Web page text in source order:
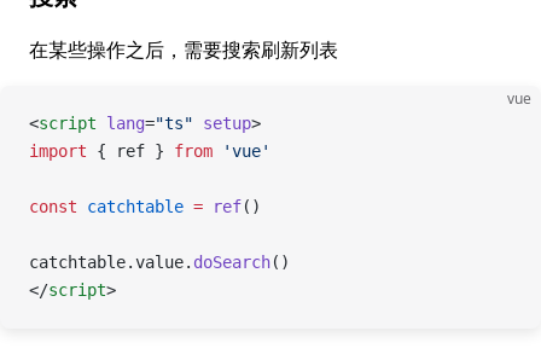
在某些操作之后，需要搜索刷新列表
vue
<script lang="ts" setup>
import { ref } from 'vue'
const catchtable = ref()
catchtable.value. doSearch()
</script>